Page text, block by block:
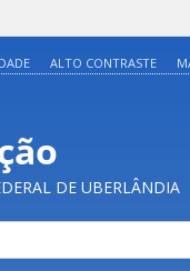
ALTO CONTRASTE
DE UBERLÂNDIA